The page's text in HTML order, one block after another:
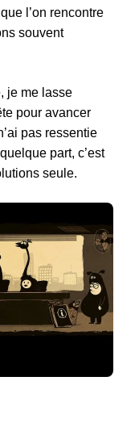
l’on rencontre
souvent
je me lasse
pour avancer
pas ressentie
part, c’est
seule.